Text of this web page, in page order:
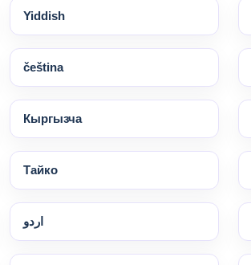
Yiddish
čeština
Кыргызча
Тайко
اردو